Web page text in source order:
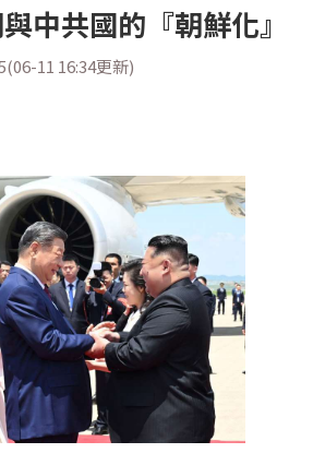
中共國的『朝鮮化』
11 16:34更新)